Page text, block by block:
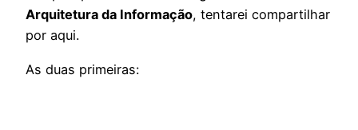
Arquitetura da Informação, tentarei compartilhar
por aqui.
As duas primeiras: